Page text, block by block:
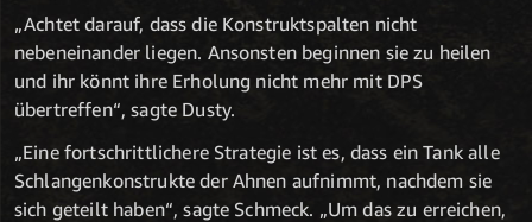
„Achtet darauf, dass die Konstruktspalten nicht
nebeneinander liegen. Ansonsten beginnen sie zu heilen
und ihr könnt ihre Erholung nicht mehr mit DPS
übertreffen“, sagte Dusty.
„Eine fortschrittlichere Strategie ist es, dass ein Tank alle
Schlangenkonstrukte der Ahnen aufnimmt, nachdem sie
sich geteilt haben“, sagte Schmeck. „Um das zu erreichen,